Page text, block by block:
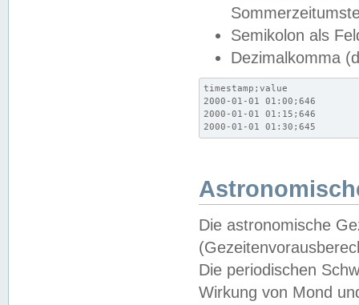
Semikolon als
Dezimalkomma
timestamp;value
2000-01-01 01:00;646
2000-01-01 01:15;646
2000-01-01 01:30;645
Die astronomische
Die periodischen
Wirkung von Mond